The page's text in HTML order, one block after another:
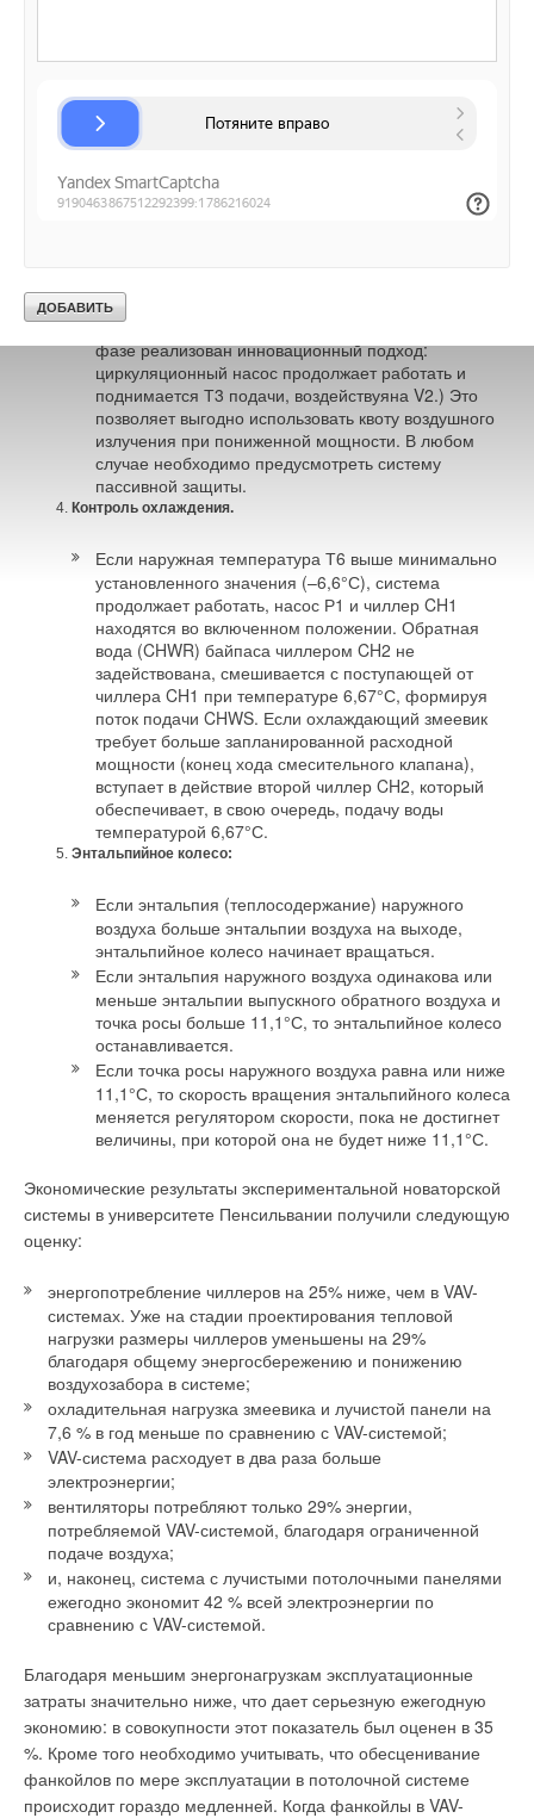
температуры (обычно 13°С), а в помещении Т9
требуемая температура (25°С) не достигнута,
включаются насос Р2 и клапан V2, чтобы
величины внутри помещения. Минимальная
температура подачи воды +1,5°С — это
конденсации, насос Р2 останавливается, а клапан
V2 закрывается. (В системах
фазе реализован инновационный подход:
циркуляционный насос продолжает работать и
поднимается Т3 подачи, воздействуяна V2.) Это
позволяет выгодно использовать квоту воздушного
излучения при пониженной мощности. В любом
случае необходимо предусмотреть систему
пассивной защиты.
Контроль охлаждения.
Если наружная температура Т6 выше минимально
установленного значения (–6,6°С), система
продолжает работать, насос Р1 и чиллер CH1
находятся во включенном положении. Обратная
вода (CHWR) байпаса чиллером CH2 не
задействована, смешивается с поступающей от
чиллера CH1 при температуре 6,67°С, формируя
поток подачи CHWS. Если охлаждающий змеевик
требует больше запланированной расходной
мощности (конец хода смесительного клапана),
вступает в действие второй чиллер CH2, который
обеспечивает, в свою очередь, подачу воды
температурой 6,67°С.
Энтальпийное колесо:
Если энтальпия (теплосодержание) наружного
воздуха больше энтальпии воздуха на выходе,
энтальпийное колесо начинает вращаться.
Если энтальпия наружного воздуха одинакова или
меньше энтальпии выпускного обратного воздуха и
точка росы больше 11,1°С, то энтальпийное колесо
останавливается.
Если точка росы наружного воздуха равна или ниже
11,1°С, то скорость вращения энтальпийного колеса
меняется регулятором скорости, пока не достигнет
величины, при которой она не будет ниже 11,1°С.
Экономические результаты экспериментальной новаторской
системы в университете Пенсильвании получили следующую
оценку:
энергопотребление чиллеров на 25% ниже, чем в VAV-
системах. Уже на стадии проектирования тепловой
нагрузки размеры чиллеров уменьшены на 29%
благодаря общему энергосбережению и понижению
воздухозабора в системе;
охладительная нагрузка змеевика и лучистой панели на
7,6 % в год меньше по сравнению с VAV-системой;
VAV-система расходует в два раза больше
электроэнергии;
вентиляторы потребляют только 29% энергии,
потребляемой VAV-системой, благодаря ограниченной
подаче воздуха;
и, наконец, система с лучистыми потолочными панелями
ежегодно экономит 42 % всей электроэнергии по
сравнению с VAV-системой.
Благодаря меньшим энергонагрузкам эксплуатационные
затраты значительно ниже, что дает серьезную ежегодную
экономию: в совокупности этот показатель был оценен в 35
%. Кроме того необходимо учитывать, что обесценивание
фанкойлов по мере эксплуатации в потолочной системе
происходит гораздо медленней. Когда фанкойлы в VAV-